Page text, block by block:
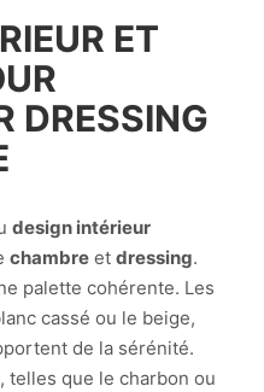
ET
DRESSING
design intérieur
chambre et dressing.
palette cohérente. Les
cassé ou le beige,
de la sérénité.
telles que le charbon ou